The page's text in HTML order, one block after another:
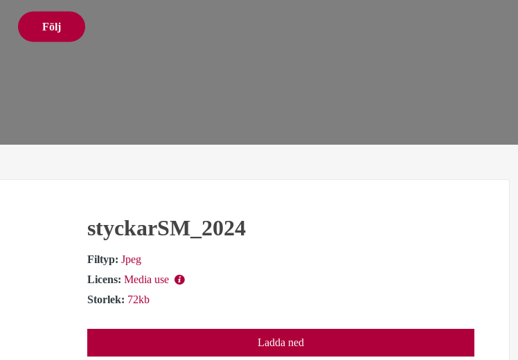
Följ
styckarSM_2024
Filtyp: Jpeg
Licens: Media use
Storlek: 72kb
Ladda ned